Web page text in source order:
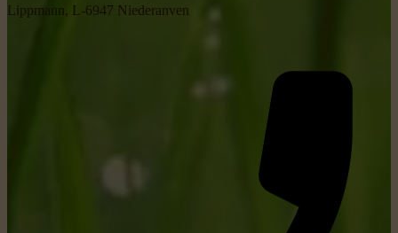
Lippmann, L-6947 Niederanven